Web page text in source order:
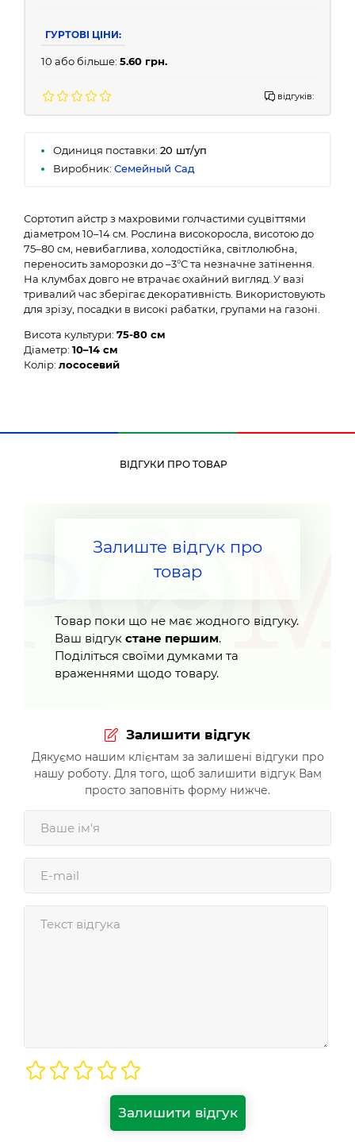
ГУРТОВІ ЦІНИ:
10 або більше: 5.60 грн.
відгуків:
Одиниця поставки: 20 шт/уп
Виробник: Семейный Сад
Сортотип айстр з махровими голчастими суцвіттями
діаметром 10–14 см. Рослина високоросла, висотою до
75–80 см, неви­баглива, холодостійка, світлолюбна,
переносить заморозки до –3°С та незначне затінення.
На клумбах довго не втрачає охайний вигляд. У вазі
тривалий час зберігає декоративність. Використовують
для зрізу, посадки в високі рабатки, групами на газоні.
Висота культури: 75-80 см
Діаметр: 10–14 см
Колір: лососевий
ВІДГУКИ ПРО ТОВАР
Залиште відгук про
товар
Товар поки що не має жодного відгуку.
Ваш відгук стане першим.
Поділіться своїми думками та
враженнями щодо товару.
Залишити відгук
Дякуємо нашим клієнтам за залишені відгуки про
нашу роботу. Для того, щоб залишити відгук Вам
просто заповніть форму нижче.
Залишити відгук